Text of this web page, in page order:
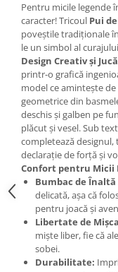
Pentru micile legende
caracter! Tricoul Pui
poveștile tradiționale
le un simbol al
Design Creativ și
printr-o grafică
model ce amintește
geometrice din
deschis și galben pe
plăcut și vesel. Sub
completează
declarație de forță și
Confort pentru Micii
Bumbac de
delicată, așa că
pentru joacă și
Libertate de
miște liber, fie că
sobei.
Durabilitate: